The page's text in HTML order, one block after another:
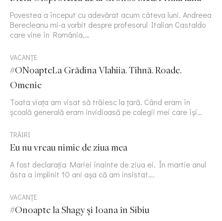
Povestea a început cu adevărat acum câteva luni. Andreea
Berecleanu mi-a vorbit despre profesorul Italian Castaldo
care vine în România,…
VACANȚE
#ONoapteLa Grădina Vlahiia. Tihnă. Roade.
Omenie
Toata viața am visat să trăiesc la țară. Când eram în
școală generală eram invidioasă pe colegii mei care își…
TRĂIRI
Eu nu vreau nimic de ziua mea
A fost declarația Mariei înainte de ziua ei. În martie anul
ăsta a împlinit 10 ani așa că am insistat….
VACANȚE
#Onoapte la Shagy și Ioana în Sibiu